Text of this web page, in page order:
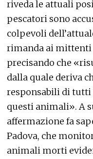
riveda le attuali
pescatori sono
colpevoli
rimanda ai mittenti
precisando che
dalla quale deriva
responsabili di
questi animali». A
affermazione fa
Padova, che
animali morti